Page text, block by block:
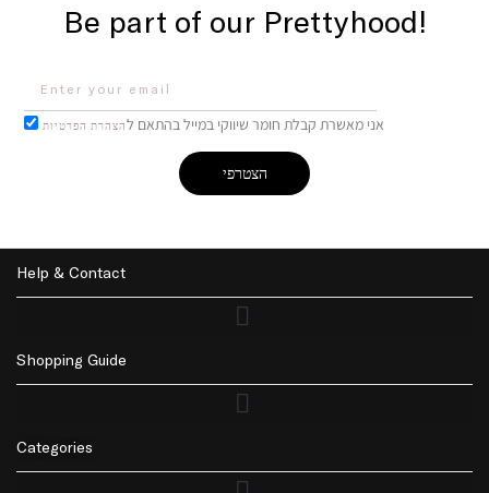
Be part of our Prettyhood!
אני מאשרת קבלת חומר שיווקי במייל בהתאם להצהרת הפרטיות
הצטרפי
Help & Contact
Shopping Guide
Categories